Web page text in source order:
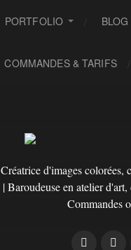
PORTFOLIO BLOG
COMMANDES & TARIFS
Créatrice d'images colorées,
| Baroudeuse en atelier
Commandes